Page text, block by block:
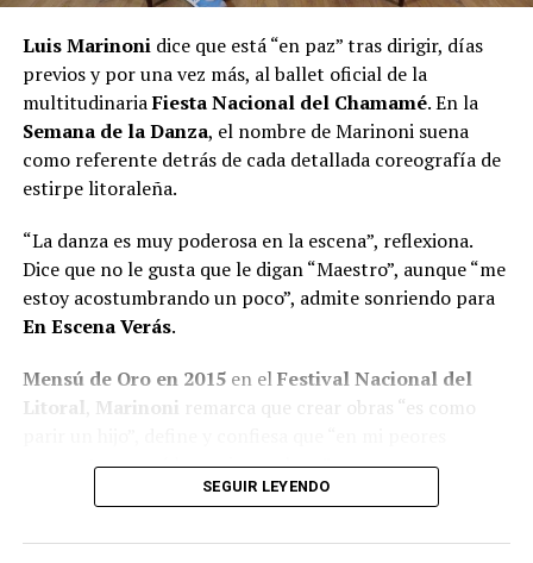
Luis Marinonidice que está “en paz” tras dirigir, días
previos y por una vez más, al ballet oficial de la
multitudinariaFiesta Nacional del Chamamé. En la
Semana de la Danza, el nombre de Marinoni suena
como referente detrás de cada detallada coreografía de
estirpe litoraleña.
“La danza es muy poderosa en la escena”, reflexiona.
Dice que no le gusta que le digan “Maestro”, aunque “me
estoy acostumbrando un poco”, admite sonriendo para
En Escena Verás.
Mensú de Oro en 2015en elFestival Nacional del
Litoral Marinoni remarca que crear obras “es como
momentos saqué las mejores obras”.
A pesar de quedar seleccionadoentre 600 personas
para integrar el Ballet Folklórico Nacionalal mando
SEGUIR LEYENDO